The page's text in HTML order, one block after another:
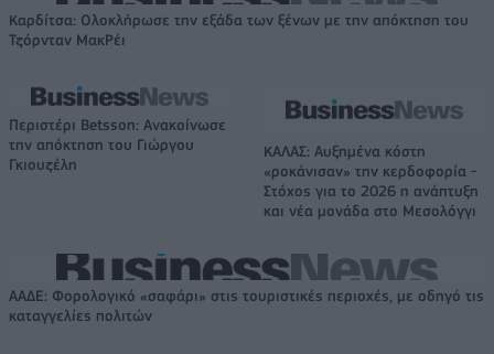
Καρδίτσα: Ολοκλήρωσε την εξάδα των ξένων με την απόκτηση του
Τζόρνταν ΜακΡέι
Περιστέρι Betsson: Ανακοίνωσε
την απόκτηση του Γιώργου
Γκιουζέλη
ΚΑΛΑΣ: Αυξημένα κόστη
«ροκάνισαν» την κερδοφορία -
Στόχος για το 2026 η ανάπτυξη
και νέα μονάδα στο Μεσολόγγι
ΑΑΔΕ: Φορολογικό «σαφάρι» στις τουριστικές περιοχές, με οδηγό τις
καταγγελίες πολιτών